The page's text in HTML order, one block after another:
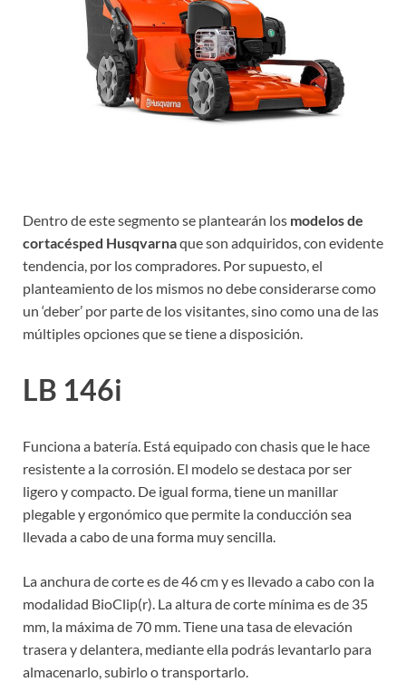
Dentro de este segmento se plantearán los modelos de
cortacésped Husqvarnaque son adquiridos, con evidente
tendencia, por los compradores. Por supuesto, el
planteamiento de los mismos no debe considerarse como
un ‘deber’ por parte de los visitantes, sino como una de las
múltiples opciones que se tiene a disposición.
LB 146i
Funciona a batería. Está equipado con chasis que le hace
resistente a la corrosión. El modelo se destaca por ser
ligero y compacto. De igual forma, tiene un manillar
plegable y ergonómico que permite la conducción sea
llevada a cabo de una forma muy sencilla.
La anchura de corte es de 46 cm y es llevado a cabo con la
modalidad BioClip(r). La altura de corte mínima es de 35
mm, la máxima de 70 mm. Tiene una tasa de elevación
trasera y delantera, mediante ella podrás levantarlo para
almacenarlo, subirlo o transportarlo.